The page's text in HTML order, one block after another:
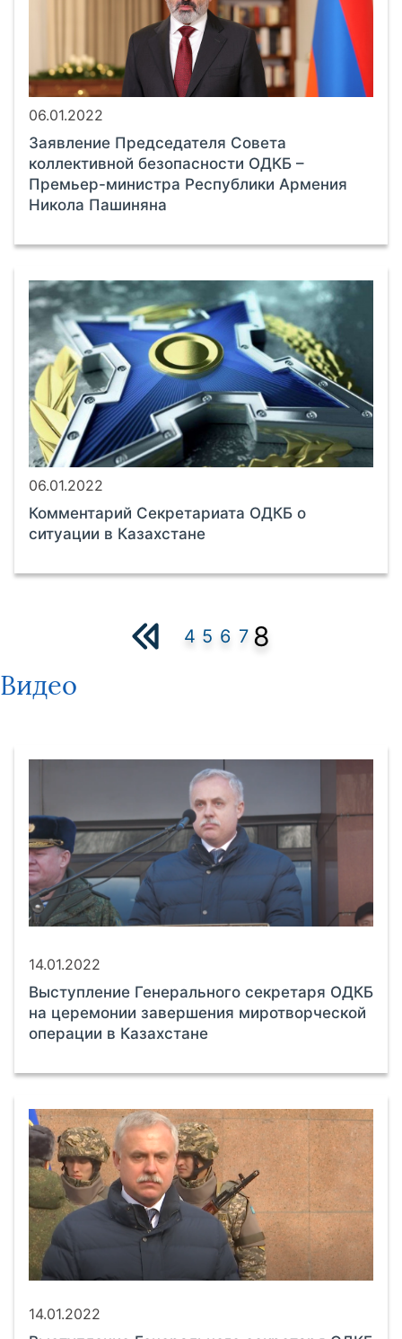
06.01.2022
Заявление Председателя Совета
коллективной безопасности ОДКБ –
Премьер-министра Республики Армения
Никола Пашиняна
06.01.2022
Комментарий Секретариата ОДКБ о
ситуации в Казахстане
4 5 6 7 8
Видео
14.01.2022
Выступление Генерального секретаря ОДКБ
на церемонии завершения миротворческой
операции в Казахстане
14.01.2022